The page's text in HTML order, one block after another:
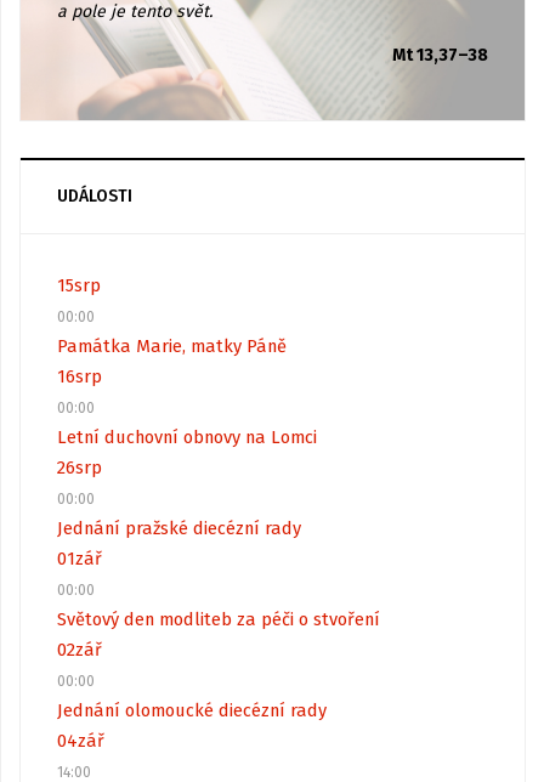
a pole je tento svět.
Mt 13,37–38
UDÁLOSTI
15srp
00:00
Památka Marie, matky Páně
16srp
00:00
Letní duchovní obnovy na Lomci
26srp
00:00
Jednání pražské diecézní rady
01zář
00:00
Světový den modliteb za péči o stvoření
02zář
00:00
Jednání olomoucké diecézní rady
04zář
14:00